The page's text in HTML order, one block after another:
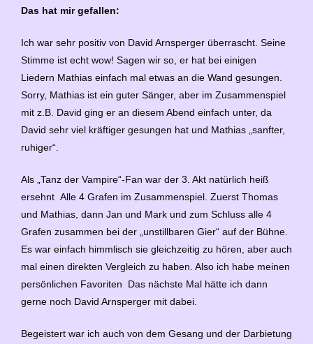
Das hat mir gefallen:
Ich war sehr positiv von David Arnsperger überrascht. Seine
Stimme ist echt wow! Sagen wir so, er hat bei einigen
Liedern Mathias einfach mal etwas an die Wand gesungen.
Sorry, Mathias ist ein guter Sänger, aber im Zusammenspiel
mit z.B. David ging er an diesem Abend einfach unter, da
David sehr viel kräftiger gesungen hat und Mathias „sanfter,
ruhiger“.
Als „Tanz der Vampire“-Fan war der 3. Akt natürlich heiß
ersehnt Alle 4 Grafen im Zusammenspiel. Zuerst Thomas
und Mathias, dann Jan und Mark und zum Schluss alle 4
Grafen zusammen bei der „unstillbaren Gier“ auf der Bühne.
Es war einfach himmlisch sie gleichzeitig zu hören, aber auch
mal einen direkten Vergleich zu haben. Also ich habe meinen
persönlichen Favoriten
Das nächste Mal hätte ich dann
gerne noch David Arnsperger mit dabei.
Begeistert war ich auch von dem Gesang und der Darbietung